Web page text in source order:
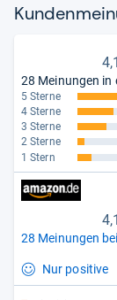
28 Meinungen in
5 Sterne
4 Sterne
3 Sterne
2 Sterne
1 Stern
28 Meinungen
Nur positive